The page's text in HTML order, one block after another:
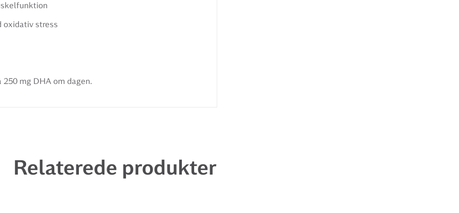
oxidativ stress
mg DHA om dagen.
Relaterede produkter